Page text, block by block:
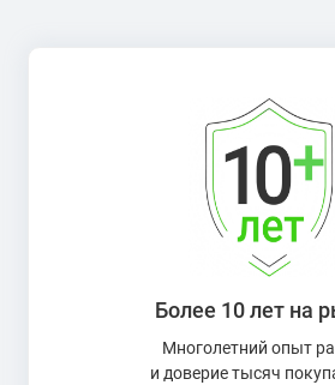
Более 10 лет на
Многолетний опыт
и доверие тысяч